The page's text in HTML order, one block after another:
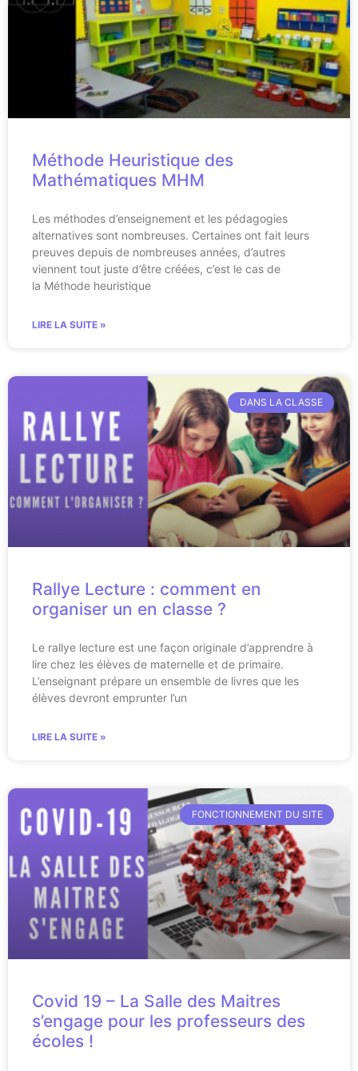
Méthode Heuristique des
Mathématiques MHM
Les méthodes d’enseignement et les pédagogies
alternatives sont nombreuses. Certaines ont fait leurs
preuves depuis de nombreuses années, d’autres
viennent tout juste d’être créées, c’est le cas de
la Méthode heuristique
LIRE LA SUITE »
DANS LA CLASSE
Rallye Lecture : comment en
organiser un en classe ?
Le rallye lecture est une façon originale d’apprendre à
lire chez les élèves de maternelle et de primaire.
L’enseignant prépare un ensemble de livres que les
élèves devront emprunter l’un
LIRE LA SUITE »
FONCTIONNEMENT DU SITE
Covid 19 – La Salle des Maitres
s’engage pour les professeurs des
écoles !